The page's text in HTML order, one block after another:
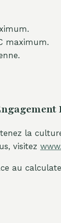
maximum.
la
visitez
au